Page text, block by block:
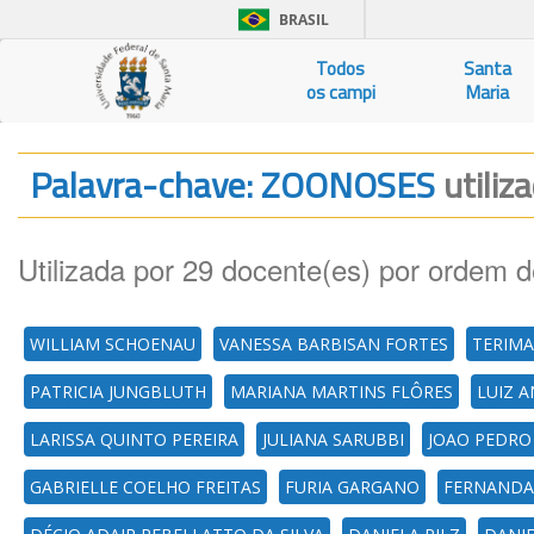
BRASIL
Todos
os campi
Santa
Maria
Palavra-chave: ZOONOSES
Utilizada por 29 docente(es) por ordem
WILLIAM SCHOENAU VANESSA BARBISAN FORTES
PATRICIA JUNGBLUTH MARIANA MARTINS FLÔRES LUIZ
LARISSA QUINTO PEREIRA JULIANA SARUBBI JOAO
GABRIELLE COELHO FREITAS FURIA GARGANO